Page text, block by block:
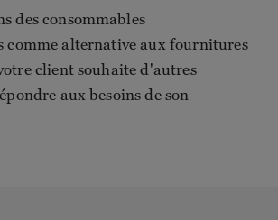
des consommables
comme alternative aux fournitures
client souhaite d'autres
aux besoins de son